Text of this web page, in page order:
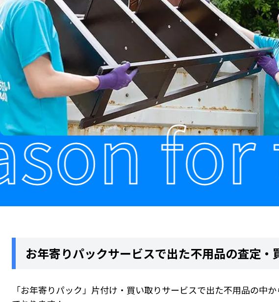
for
お年寄りパックサービスで出た不用品の査定・
「お年寄りパック」 片付け・買い取りサービスで出た不用品の中